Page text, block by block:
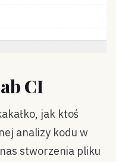
CI
jak ktoś
analizy kodu w
stworzenia pliku